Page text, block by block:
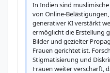
In Indien sind
von Online-
generativer KI verstärkt
ermöglicht die Erstellung
Bilder und gezielter
Frauen gerichtet ist.
Stigmatisierung und
Frauen weiter verschärft,